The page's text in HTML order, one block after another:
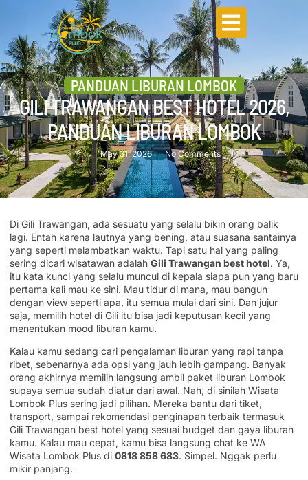
PANDUAN LIBURAN LOMBOK
GILI TRAWANGAN BEST HOTEL 2026,
PANDUAN LIBURAN LOMBOK
May 31, 2026 No Comments
Di Gili Trawangan, ada sesuatu yang selalu bikin orang balik
lagi. Entah karena lautnya yang bening, atau suasana santainya
yang seperti melambatkan waktu. Tapi satu hal yang paling
sering dicari wisatawan adalah Gili Trawangan best hotel. Ya,
itu kata kunci yang selalu muncul di kepala siapa pun yang baru
pertama kali mau ke sini. Mau tidur di mana, mau bangun
dengan view seperti apa, itu semua mulai dari sini. Dan jujur
saja, memilih hotel di Gili itu bisa jadi keputusan kecil yang
menentukan mood liburan kamu.
Kalau kamu sedang cari pengalaman liburan yang rapi tanpa
ribet, sebenarnya ada opsi yang jauh lebih gampang. Banyak
orang akhirnya memilih langsung ambil paket liburan Lombok
supaya semua sudah diatur dari awal. Nah, di sinilah Wisata
Lombok Plus sering jadi pilihan. Mereka bantu dari tiket,
transport, sampai rekomendasi penginapan terbaik termasuk
Gili Trawangan best hotel yang sesuai budget dan gaya liburan
kamu. Kalau mau cepat, kamu bisa langsung chat ke WA
Wisata Lombok Plus di 0818 858 683. Simpel. Nggak perlu
mikir panjang.